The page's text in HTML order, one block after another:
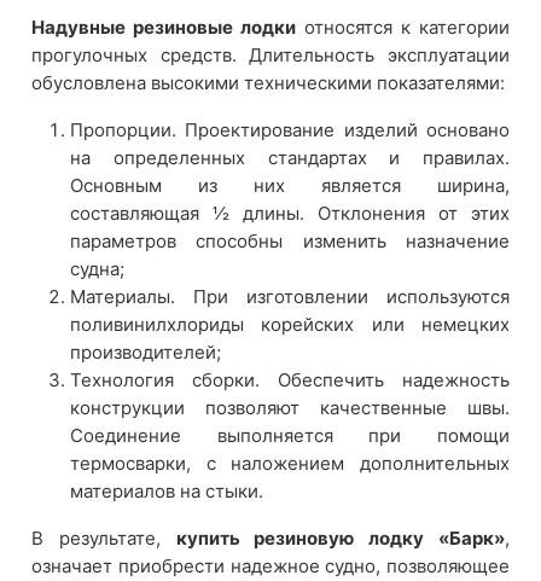
Надувные резиновые лодки относятся к категории
прогулочных средств. Длительность эксплуатации
обусловлена высокими техническими показателями:
Пропорции. Проектирование изделий основано
на определенных стандартах и правилах.
Основным из них является ширина,
составляющая ½ длины. Отклонения от этих
параметров способны изменить назначение
судна;
Материалы. При изготовлении используются
поливинилхлориды корейских или немецких
производителей;
Технология сборки. Обеспечить надежность
конструкции позволяют качественные швы.
Соединение выполняется при помощи
термосварки, с наложением дополнительных
материалов на стыки.
В результате, купить резиновую лодку «Барк»,
означает приобрести надежное судно, позволяющее